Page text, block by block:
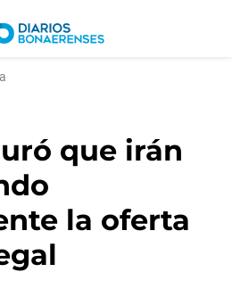
que irán
la oferta